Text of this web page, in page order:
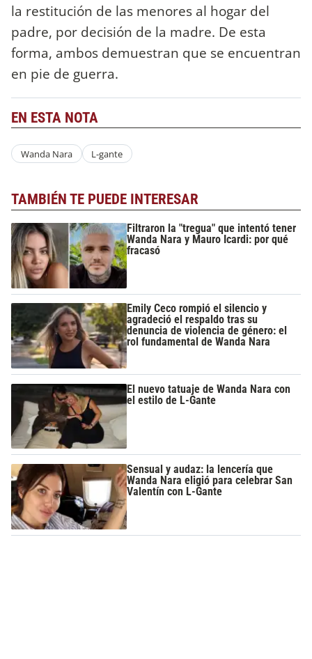
la restitución de las menores al hogar del
padre, por decisión de la madre. De esta
forma, ambos demuestran que se encuentran
en pie de guerra.
EN ESTA NOTA
Wanda Nara L-gante
TAMBIÉN TE PUEDE INTERESAR
Filtraron la "tregua" que intentó tener
Wanda Nara y Mauro Icardi: por qué
fracasó
Emily Ceco rompió el silencio y
agradeció el respaldo tras su
denuncia de violencia de género: el
rol fundamental de Wanda Nara
El nuevo tatuaje de Wanda Nara con
el estilo de L-Gante
Sensual y audaz: la lencería que
Wanda Nara eligió para celebrar San
Valentín con L-Gante